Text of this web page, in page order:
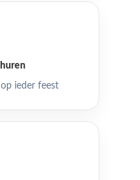
ieder feest